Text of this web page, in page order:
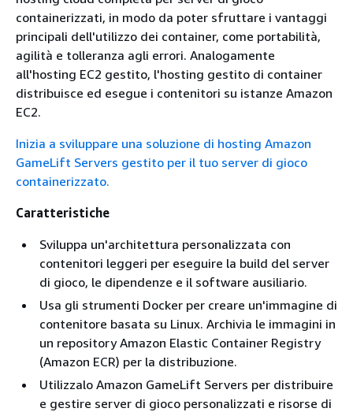
containerizzati, in modo da poter sfruttare i vantaggi
principali dell'utilizzo dei container, come portabilità,
agilità e tolleranza agli errori. Analogamente
all'hosting EC2 gestito, l'hosting gestito di container
distribuisce ed esegue i contenitori su istanze Amazon
EC2.
Inizia a sviluppare una soluzione di hosting Amazon
GameLift Servers gestito per il tuo server di gioco
containerizzato.
Caratteristiche
Sviluppa un'architettura personalizzata con
contenitori leggeri per eseguire la build del server
di gioco, le dipendenze e il software ausiliario.
Usa gli strumenti Docker per creare un'immagine di
contenitore basata su Linux. Archivia le immagini in
un repository Amazon Elastic Container Registry
(Amazon ECR) per la distribuzione.
Utilizzalo Amazon GameLift Servers per distribuire
e gestire server di gioco personalizzati e risorse di